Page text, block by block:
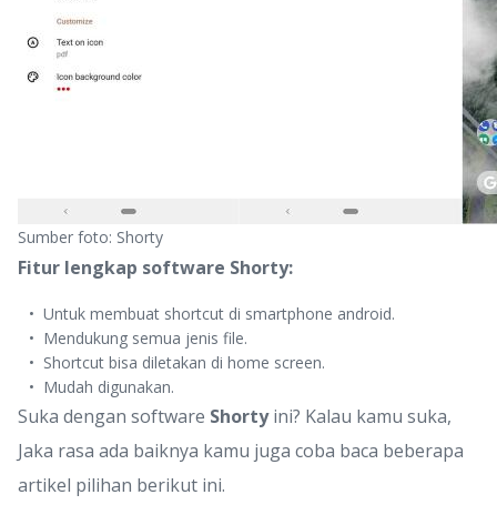
Sumber foto: Shorty
Fitur lengkap software Shorty:
Untuk membuat shortcut di smartphone android.
Mendukung semua jenis file.
Shortcut bisa diletakan di home screen.
Mudah digunakan.
Suka dengan software Shortyini? Kalau kamu suka,
Jaka rasa ada baiknya kamu juga coba baca beberapa
artikel pilihan berikut ini.